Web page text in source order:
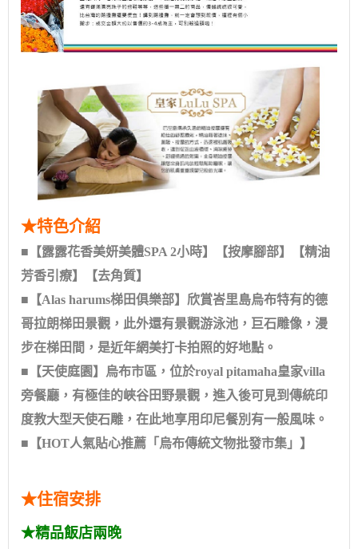
★特色介紹
■【露露花香美妍美體SPA 2小時】【按摩腳部】【精油
芳香引療】【去角質】
■【Alas harums梯田俱樂部】欣賞峇里島烏布特有的德
哥拉朗梯田景觀，此外還有景觀游泳池，巨石雕像，漫
步在梯田間，是近年網美打卡拍照的好地點。
■【天使庭園】烏布市區，位於royal pitamaha皇家villa
旁餐廳，有極佳的峽谷田野景觀，進入後可見到傳統印
度教大型天使石雕，在此地享用印尼餐別有一般風味。
■【HOT人氣貼心推薦「烏布傳統文物批發市集」】
★住宿安排
★精品飯店兩晚